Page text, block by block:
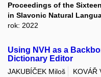
Proceedings of the
in Slavonic Natural
rok: 2022
Using NVH as a
Dictionary Editor
JAKUBÍČEK Miloš KOVÁŘ